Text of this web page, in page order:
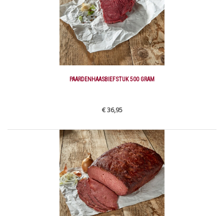
PAARDENHAASBIEFSTUK 500 GRAM
€ 36,95